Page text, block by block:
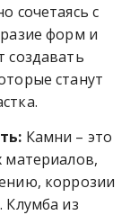
сочетаясь с
форм и
создавать
станут
Камни – это
материалов,
коррозии
Клумба из